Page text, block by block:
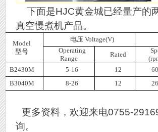
下面是HJC黄金城已经量产的
真空慢煮机产品。
Model
型号
电压 Voltage(V)
Operating
Range
Rated
B2430M
5-16 12
B3040M
8-26 12
更多资料，欢迎来电0755-
询。